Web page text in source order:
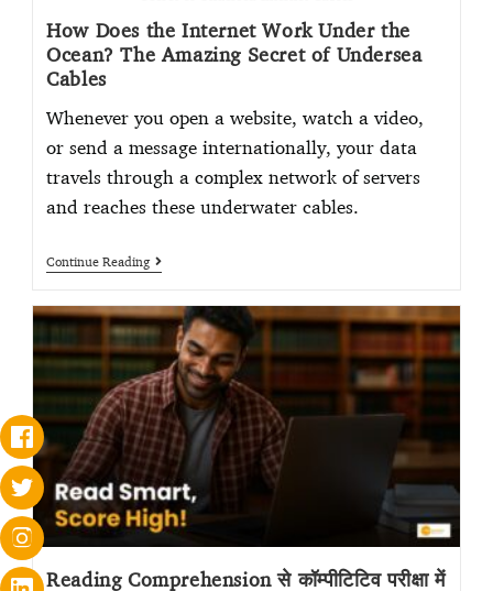
How Does the Internet Work Under the
Ocean? The Amazing Secret of Undersea
Cables
Whenever you open a website, watch a video,
or send a message internationally, your data
travels through a complex network of servers
and reaches these underwater cables.
Continue Reading
Reading Comprehension से कॉम्पीटिटिव परीक्षा में